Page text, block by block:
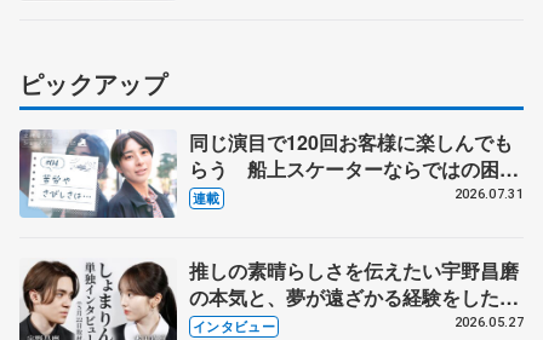
ピックアップ
同じ演目で120回お客様に楽しんでも
らう 船上スケーターならではの困難
とは 影響あったPIW前キャプテン松
連載 2026.07.31
推しの素晴らしさを伝えたい宇野昌磨
の本気と、夢が遠ざかる経験をした本
田真凜の覚悟
インタビュー 2026.05.27